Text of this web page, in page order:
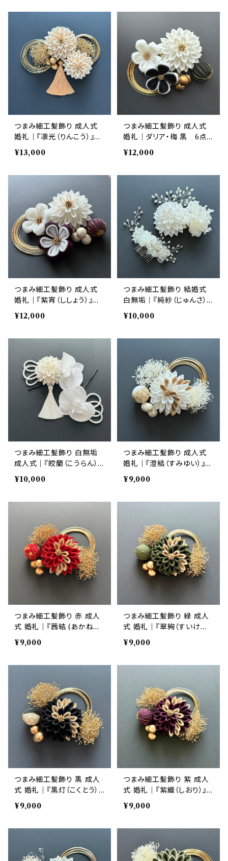
つまみ細工髪飾り 成人式
婚礼｜『凛光（りんこう）』ダ
リア・かすみ草 生成り 8点
セット｜華髪
¥13,000
つまみ細工髪飾り 成人式
婚礼｜ダリア・梅 黒 6点
セット｜華髪
¥12,000
つまみ細工髪飾り 成人式
婚礼｜『紫宵（ししょう）』ダ
リア・梅 紫 6点セット｜華髪
¥12,000
つまみ細工髪飾り 結婚式
白無垢｜『純紗（じゅんさ）』
ダリア・紫陽花 白 4点セット
｜華髪
¥10,000
つまみ細工髪飾り 白無垢
成人式｜『皎蘭（こうらん）』
ダリア・胡蝶蘭 白 6点セット
｜華髪
¥10,000
つまみ細工髪飾り 成人式
婚礼｜『澄結（すみゆい）』ダ
リア・かすみ草 白 6点セット
｜華髪
¥9,000
つまみ細工髪飾り 赤 成人
式 婚礼｜『茜結 (あかねゆ
い)』ダリア・かすみ草 6点セ
ット｜華髪
¥9,000
つまみ細工髪飾り 緑 成人
式 婚礼｜『翠絢（すいけ
ん）』ダリア・かすみ草 6点セ
ット｜華髪
¥9,000
つまみ細工髪飾り 黒 成人
式 婚礼｜『黒灯（こくとう）』
ダリア・かすみ草 6点セット
｜華髪
¥9,000
つまみ細工髪飾り 紫 成人
式 婚礼｜『紫織（しおり）』ダ
リア・かすみ草 6点セット｜
華髪
¥9,000